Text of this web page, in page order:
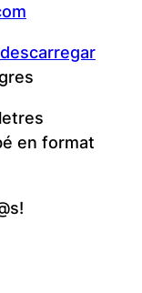
descarregar
en format